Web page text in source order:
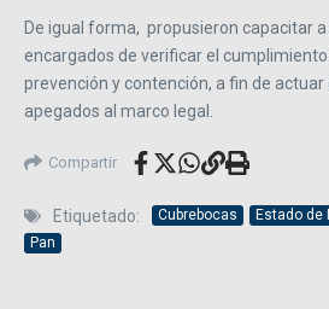
De igual forma, propusieron capacitar
encargados de verificar el
prevención y contención, a fin de
apegados al marco legal.
Compartir
Etiquetado: Cubrebocas Estado de
Pan